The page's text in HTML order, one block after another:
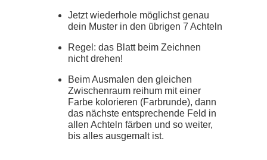
Jetzt wiederhole möglichst genau
dein Muster in den übrigen 7 Achteln
Regel: das Blatt beim Zeichnen
nicht drehen!
Beim Ausmalen den gleichen
Zwischenraum reihum mit einer
Farbe kolorieren (Farbrunde), dann
das nächste entsprechende Feld in
allen Achteln färben und so weiter,
bis alles ausgemalt ist.